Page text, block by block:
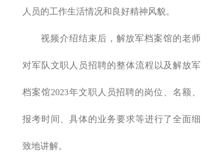
人员的工作生活情况和良好精神风貌。
视频介绍结束后，解放军档案馆的老师
对军队文职人员招聘的整体流程以及解放军
档案馆2023年文职人员招聘的岗位、名额、
报考时间、具体的业务要求等进行了全面细
致地讲解。